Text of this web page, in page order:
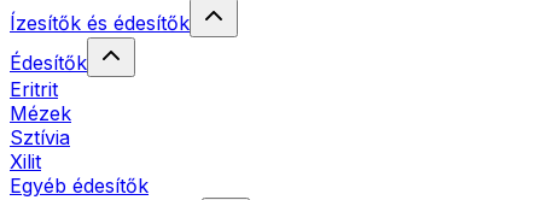
Ízesítők és édesítők
Édesítők
Eritrit
Mézek
Sztívia
Xilit
Egyéb édesítők